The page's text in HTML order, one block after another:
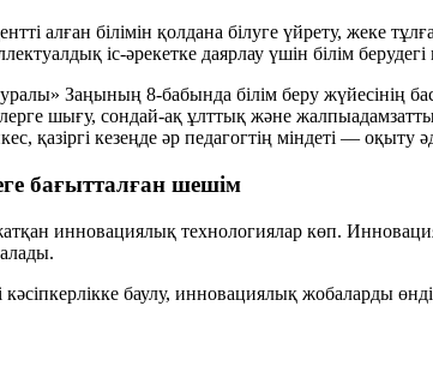
алған білімін қолдана білуге үйрету, жеке
іс-әрекетке даярлау үшін білім
Заңының 8-бабында білім беру жүйесінің
шығу, сондай-ақ ұлттық және
қазіргі кезеңде әр педагогтің міндеті —
бағытталған шешім
жатқан инновациялық технологиялар көп.
баулу, инновациялық жобаларды